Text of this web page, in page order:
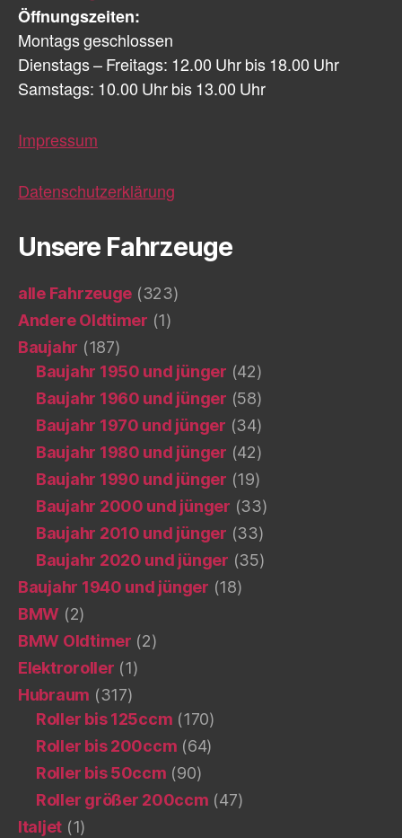
Öffnungszeiten:
Montags geschlossen
Dienstags – Freitags: 12.00 Uhr bis 18.00 Uhr
Samstags: 10.00 Uhr bis 13.00 Uhr
Impressum
Datenschutzerklärung
Unsere Fahrzeuge
alle Fahrzeuge (323)
Andere Oldtimer (1)
Baujahr (187)
Baujahr 1950 und jünger (42)
Baujahr 1960 und jünger (58)
Baujahr 1970 und jünger (34)
Baujahr 1980 und jünger (42)
Baujahr 1990 und jünger (19)
Baujahr 2000 und jünger (33)
Baujahr 2010 und jünger (33)
Baujahr 2020 und jünger (35)
Baujahr 1940 und jünger (18)
BMW (2)
BMW Oldtimer (2)
Elektroroller (1)
Hubraum (317)
Roller bis 125ccm (170)
Roller bis 200ccm (64)
Roller bis 50ccm (90)
Roller größer 200ccm (47)
Italjet (1)